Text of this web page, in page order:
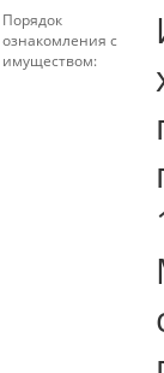
Порядок
ознакомления с
имуществом: